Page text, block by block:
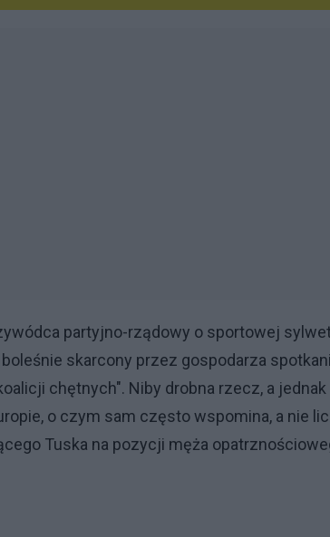
partyjno-rządowy o sportowej
skarcony przez gospodarza
chętnych". Niby drobna rzecz, a jednak
o czym sam często wspomina, a nie
Tuska na pozycji męża